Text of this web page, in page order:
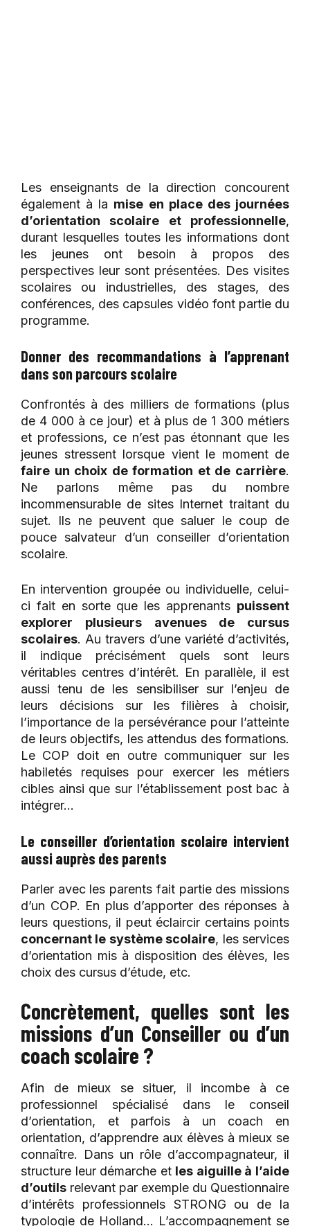
Les enseignants de la direction concourent
également à la mise en place des journées
d’orientation scolaire et professionnelle,
durant lesquelles toutes les informations dont
les jeunes ont besoin à propos des
perspectives leur sont présentées. Des visites
scolaires ou industrielles, des stages, des
conférences, des capsules vidéo font partie du
programme.
Donner des recommandations à l’apprenant
dans son parcours scolaire
Confrontés à des milliers de formations (plus
de 4 000 à ce jour) et à plus de 1 300 métiers
et professions, ce n’est pas étonnant que les
jeunes stressent lorsque vient le moment de
faire un choix de formation et de carrière.
Ne parlons même pas du nombre
incommensurable de sites Internet traitant du
sujet. Ils ne peuvent que saluer le coup de
pouce salvateur d’un conseiller d’orientation
scolaire.
En intervention groupée ou individuelle, celui-
ci fait en sorte que les apprenants puissent
explorer plusieurs avenues de cursus
scolaires. Au travers d’une variété d’activités,
il indique précisément quels sont leurs
véritables centres d’intérêt. En parallèle, il est
aussi tenu de les sensibiliser sur l’enjeu de
leurs décisions sur les filières à choisir,
l’importance de la persévérance pour l’atteinte
de leurs objectifs, les attendus des formations.
Le COP doit en outre communiquer sur les
habiletés requises pour exercer les métiers
cibles ainsi que sur l’établissement post bac à
intégrer…
Le conseiller d’orientation scolaire intervient
aussi auprès des parents
Parler avec les parents fait partie des missions
d’un COP. En plus d’apporter des réponses à
leurs questions, il peut éclaircir certains points
concernant le système scolaire, les services
d’orientation mis à disposition des élèves, les
choix des cursus d’étude, etc.
Concrètement, quelles sont les
missions d’un Conseiller ou d’un
coach scolaire ?
Afin de mieux se situer, il incombe à ce
professionnel spécialisé dans le conseil
d’orientation, et parfois à un coach en
orientation, d’apprendre aux élèves à mieux se
connaître. Dans un rôle d’accompagnateur, il
structure leur démarche et les aiguille à l’aide
d’outils relevant par exemple du Questionnaire
d’intérêts professionnels STRONG ou de la
typologie de Holland… L’accompagnement se